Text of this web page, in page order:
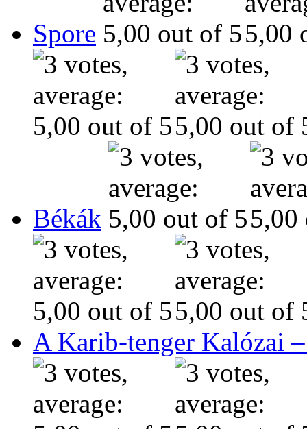
Spore
Békák
A Karib-tenger Kalózai